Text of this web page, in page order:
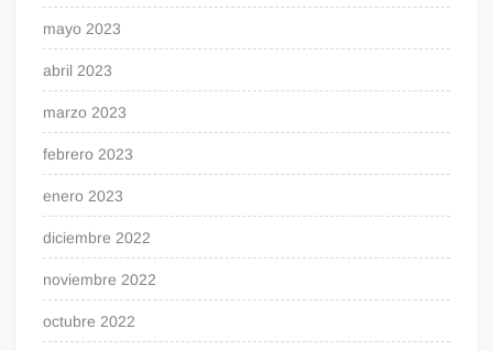
mayo 2023
abril 2023
marzo 2023
febrero 2023
enero 2023
diciembre 2022
noviembre 2022
octubre 2022